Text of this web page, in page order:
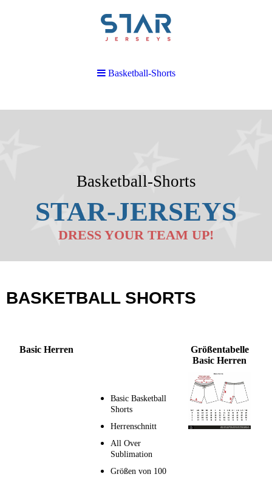
Basketball-Shorts
STAR-JERSEYS
DRESS YOUR TEAM UP!
BASKETBALL SHORTS
Basic Herren
Größentabelle
Basic Herren
Basic Basketball
Shorts
Herrenschnitt
All Over
Sublimation
Größen von 100
Basketball-Shorts